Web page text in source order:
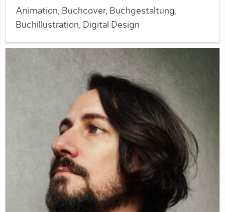
Animation, Buchcover, Buchgestaltung,
Buchillustration, Digital Design